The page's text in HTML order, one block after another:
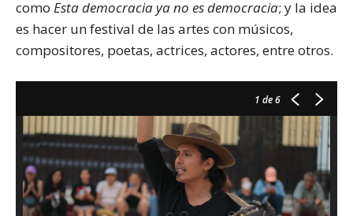
como Esta democracia ya no es democracia; y la idea
es hacer un festival de las artes con músicos,
compositores, poetas, actrices, actores, entre otros.
1 de 6